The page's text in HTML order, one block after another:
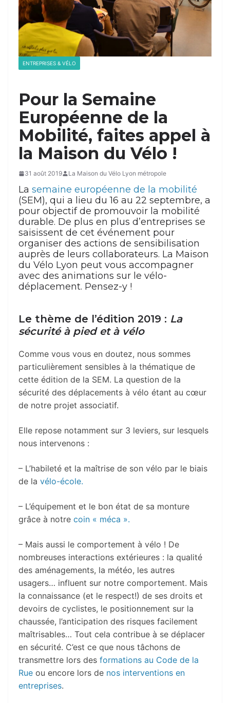
ENTREPRISES & VÉLO
Pour la Semaine
Européenne de la
Mobilité, faites appel à
la Maison du Vélo !
31 août 2019 La Maison du Vélo Lyon métropole
La semaine européenne de la mobilité
(SEM), qui a lieu du 16 au 22 septembre, a
pour objectif de promouvoir la mobilité
durable. De plus en plus d’entreprises se
saisissent de cet événement pour
organiser des actions de sensibilisation
auprès de leurs collaborateurs. La Maison
du Vélo Lyon peut vous accompagner
avec des animations sur le vélo-
déplacement. Pensez-y !
Le thème de l’édition 2019 : La
sécurité à pied et à vélo
Comme vous vous en doutez, nous sommes
particulièrement sensibles à la thématique de
cette édition de la SEM. La question de la
sécurité des déplacements à vélo étant au cœur
de notre projet associatif.
Elle repose notamment sur 3 leviers, sur lesquels
nous intervenons :
– L’habileté et la maîtrise de son vélo par le biais
de la vélo-école.
– L’équipement et le bon état de sa monture
grâce à notre coin « méca ».
– Mais aussi le comportement à vélo ! De
nombreuses interactions extérieures : la qualité
des aménagements, la météo, les autres
usagers… influent sur notre comportement. Mais
la connaissance (et le respect!) de ses droits et
devoirs de cyclistes, le positionnement sur la
chaussée, l’anticipation des risques facilement
maîtrisables… Tout cela contribue à se déplacer
en sécurité. C’est ce que nous tâchons de
transmettre lors des formations au Code de la
Rue ou encore lors de nos interventions en
entreprises.